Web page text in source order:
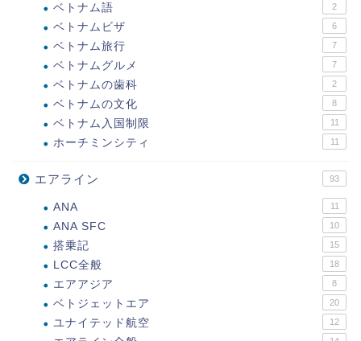
ベトナム語 2
ベトナムビザ 6
ベトナム旅行 7
ベトナムグルメ 7
ベトナムの歯科 2
ベトナムの文化 8
ベトナム入国制限 11
ホーチミンシティ 11
エアライン 93
ANA 11
ANA SFC 10
搭乗記 15
LCC全般 18
エアアジア 8
ベトジェットエア 20
ユナイテッド航空 12